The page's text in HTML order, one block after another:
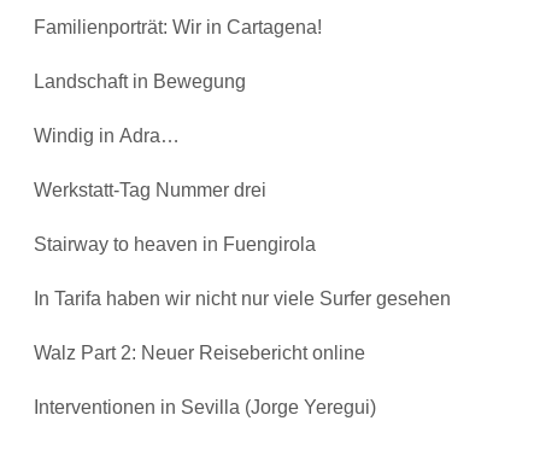
Familienporträt: Wir in Cartagena!
Landschaft in Bewegung
Windig in Adra…
Werkstatt-Tag Nummer drei
Stairway to heaven in Fuengirola
In Tarifa haben wir nicht nur viele Surfer gesehen
Walz Part 2: Neuer Reisebericht online
Interventionen in Sevilla (Jorge Yeregui)